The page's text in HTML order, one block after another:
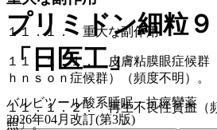
１１．１． 重大な副作用
１１．１．１． 皮膚粘膜眼症候群
ｈｎｓｏｎ症候群）（頻度不明）。
１１．１．２． 再生不良性貧血（
照〕。
プリミドン細粒
「日医工」
バルビツール酸系睡眠・抗痙攣薬
2026年04月改訂(第3版)